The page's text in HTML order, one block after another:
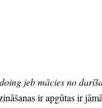
jeb mācies no
ir apgūtas ir